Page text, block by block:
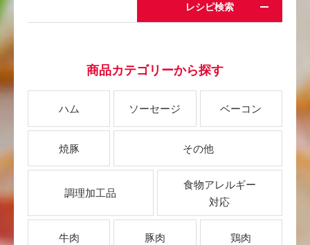
レシピ検索
商品カテゴリーから探す
ハム ソーセージ ベーコン
焼豚 その他
調理加工品
食物アレルギー
対応
牛肉 豚肉 鶏肉